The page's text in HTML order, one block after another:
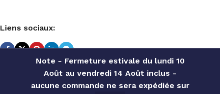
Note - Fermeture estivale du lundi 10
Août au vendredi 14 Août inclus -
aucune commande ne sera expédiée sur
Liens sociaux:
TECHNIDOSE 2022 Réalisé parACS INFORMATIQUE